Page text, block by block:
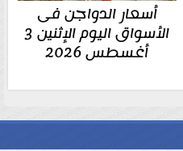
أسعار الدواجن فى
الأسواق اليوم الإثنين 3
أغسطس 2026